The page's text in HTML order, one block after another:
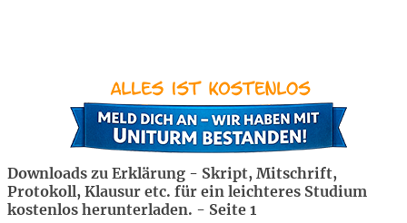
Downloads zu Erklärung - Skript, Mitschrift,
Protokoll, Klausur etc. für ein leichteres Studium
kostenlos herunterladen. - Seite 1